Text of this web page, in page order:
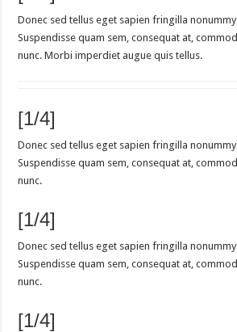
Donec sed tellus eget sapien fringilla
Suspendisse quam sem, consequat at,
nunc. Morbi imperdiet augue quis tellus.
[1/4]
Donec sed tellus eget sapien fringilla
Suspendisse quam sem, consequat at,
nunc.
[1/4]
Donec sed tellus eget sapien fringilla
Suspendisse quam sem, consequat at,
nunc.
[1/4]